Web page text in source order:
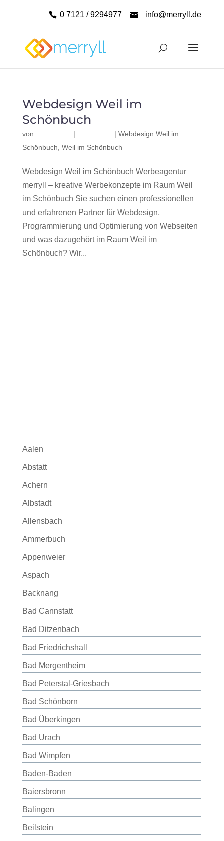
0 7121 / 9294977 info@merryll.de
Webdesign Weil im
Schönbuch
von | | Webdesign Weil im
Schönbuch Weil im Schönbuch
Webdesign Weil im Schönbuch Werbeagentur
merryll – kreative Werbekonzepte im Raum Weil
im Schönbuch Sie suchen einen professionellen
und erfahrenen Partner für Webdesign,
Programmierung und Optimierung von Webseiten
und was dazugehört im Raum Weil im
Schönbuch? Wir...
Aalen
Abstatt
Achern
Albstadt
Allensbach
Ammerbuch
Appenweier
Aspach
Backnang
Bad Cannstatt
Bad Ditzenbach
Bad Friedrichshall
Bad Mergentheim
Bad Peterstal-Griesbach
Bad Schönborn
Bad Überkingen
Bad Urach
Bad Wimpfen
Baden-Baden
Baiersbronn
Balingen
Beilstein